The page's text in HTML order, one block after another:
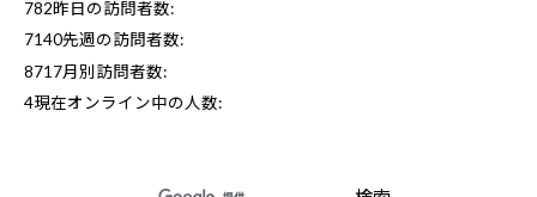
782昨日の訪問者数:
7140先週の訪問者数:
8717月別訪問者数:
4現在オンライン中の人数: